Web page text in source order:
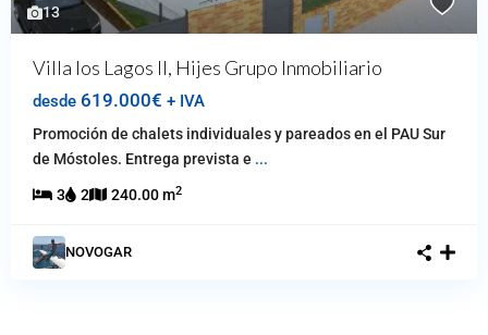
13
Villa los Lagos ll, Hijes Grupo Inmobiliario
desde 619.000€ + IVA
Promoción de chalets individuales y pareados en el PAU Sur
de Móstoles. Entrega prevista e ...
3 2 240.00 m2
NOVOGAR